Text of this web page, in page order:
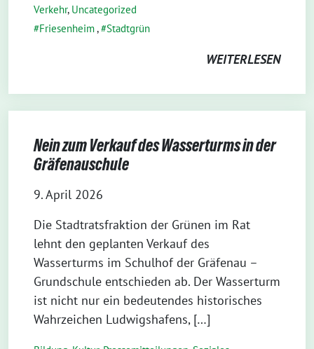
Verkehr, Uncategorized
Friesenheim, Stadtgrün
WEITERLESEN
Nein zum Verkauf des Wasserturms in der
Gräfenauschule
9. April 2026
Die Stadtratsfraktion der Grünen im Rat
lehnt den geplanten Verkauf des
Wasserturms im Schulhof der Gräfenau –
Grundschule entschieden ab. Der Wasserturm
ist nicht nur ein bedeutendes historisches
Wahrzeichen Ludwigshafens, […]